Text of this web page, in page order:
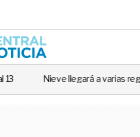
Central
a varias regiones de Chile: